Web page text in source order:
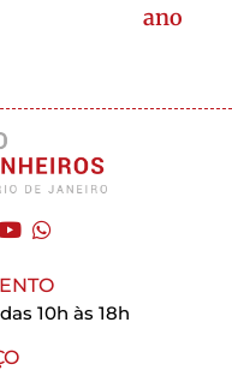
ano
10h às 18h